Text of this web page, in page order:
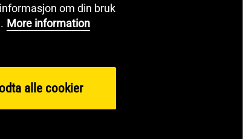
om din bruk
More information
alle cookier